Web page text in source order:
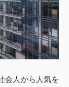
会人から人気を